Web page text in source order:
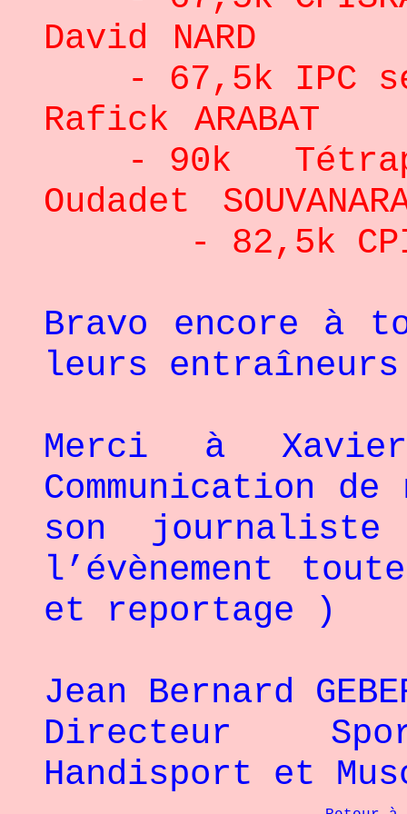
David
- 67,5k IPC
Rafick
- 90k
Oudadet
- 82,5k
Bravo encore à
leurs entraîneurs
Merci à Xavier
Communication
son
l’évènement
et reportage )
Jean Bernard
Directeur
Handisport et